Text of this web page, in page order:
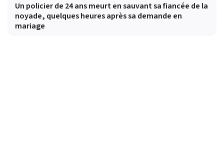
Un policier de 24 ans meurt en sauvant sa fiancée de la
noyade, quelques heures après sa demande en
mariage